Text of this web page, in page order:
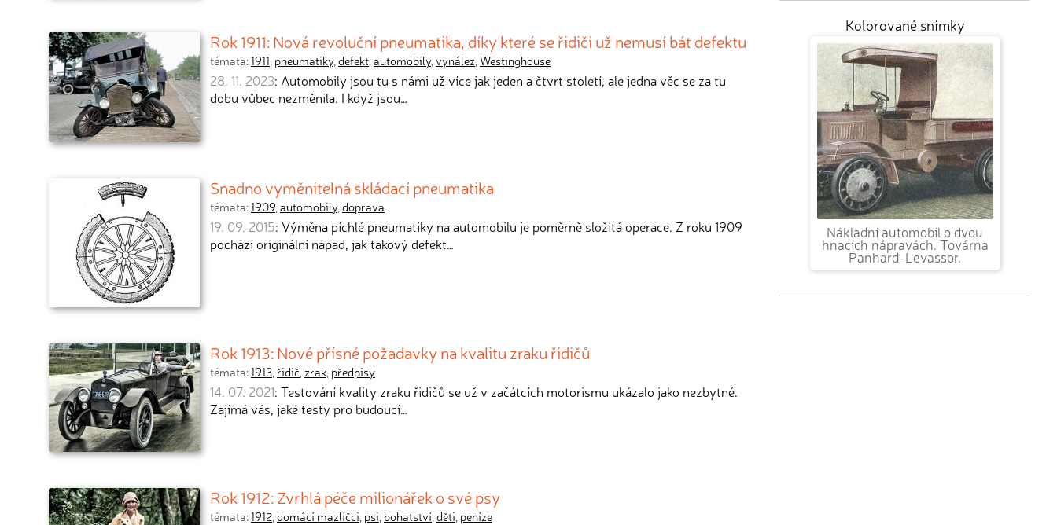
Rok 1911: Nová revoluční pneumatika, díky které se řidiči už nemusí bát defektu
témata:1911, pneumatiky,defekt,automobily,vynález,Westinghouse
28. 11. 2023: Automobily jsou tu s námi už více jak jeden a čtvrt století, ale jedna věc se za tu
dobu vůbec nezměnila. I když jsou…
Snadno vyměnitelná skládací pneumatika
témata:1909,automobily,doprava
19. 09. 2015: Výměna píchlé pneumatiky na automobilu je poměrně složitá operace. Z roku 1909
pochází originální nápad, jak takový defekt…
Rok 1913: Nové přísné požadavky na kvalitu zraku řidičů
témata:1913, řidič, zrak, předpisy
14. 07. 2021: Testování kvality zraku řidičů se už v začátcích motorismu ukázalo jako nezbytné.
Zajímá vás, jaké testy pro budoucí…
Rok 1912: Zvrhlá péče milionářek o své psy
témata:1912,domácí mazlíčci, psi, bohatství,děti, peníze
Kolorované snímky
Nákladní automobil o dvou
hnacích nápravách. Továrna
Panhard-Levassor.